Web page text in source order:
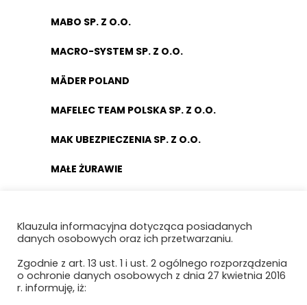
MABO SP. Z O.O.
MACRO-SYSTEM SP. Z O.O.
MÄDER POLAND
MAFELEC TEAM POLSKA SP. Z O.O.
MAK UBEZPIECZENIA SP. Z O.O.
MAŁE ŻURAWIE
MASCORT USZCZELNIENIA
MAXIMUS PIOTR MAKSYMÓW
Klauzula informacyjna dotycząca posiadanych
danych osobowych oraz ich przetwarzaniu.
Zgodnie z art. 13 ust. 1 i ust. 2 ogólnego rozporządzenia
o ochronie danych osobowych z dnia 27 kwietnia 2016
r. informuję, iż: